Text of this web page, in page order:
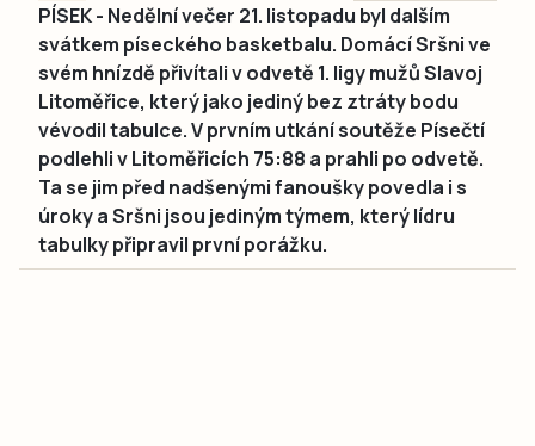
PÍSEK - Nedělní večer 21. listopadu byl dalším
svátkem píseckého basketbalu. Domácí Sršni ve
svém hnízdě přivítali v odvetě 1. ligy mužů Slavoj
Litoměřice, který jako jediný bez ztráty bodu
vévodil tabulce. V prvním utkání soutěže Písečtí
podlehli v Litoměřicích 75:88 a prahli po odvetě.
Ta se jim před nadšenými fanoušky povedla i s
úroky a Sršni jsou jediným týmem, který lídru
tabulky připravil první porážku.